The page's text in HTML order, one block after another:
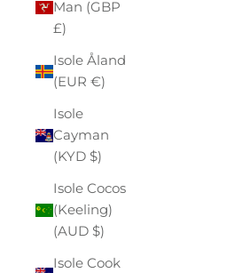
Man (GBP
£)
Isole Åland
(EUR €)
Isole
Cayman
(KYD $)
Isole Cocos
(Keeling)
(AUD $)
Isole Cook